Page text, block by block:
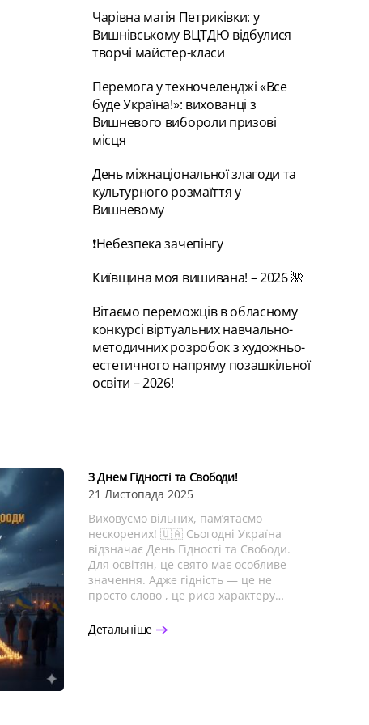
Чарівна магія Петриківки: у
Вишнівському ВЦТДЮ відбулися
творчі майстер-класи
Перемога у техночеленджі «Все
буде Україна!»: вихованці з
Вишневого вибороли призові
місця
День міжнаціональної злагоди та
культурного розмаїття у
Вишневому
❗Небезпека зачепінгу
Київщина моя вишивана! – 2026 🌺
Вітаємо переможців в обласному
конкурсі віртуальних навчально-
методичних розробок з художньо-
естетичного напряму позашкільної
освіти – 2026!
З Днем Гідності та Свободи!
21 Листопада 2025
Виховуємо вільних, пам’ятаємо
нескорених! 🇺🇦 Сьогодні Україна
відзначає День Гідності та Свободи.
Для освітян, це свято має особливе
значення. Адже гідність — це не
просто слово , це риса характеру…
Детальніше